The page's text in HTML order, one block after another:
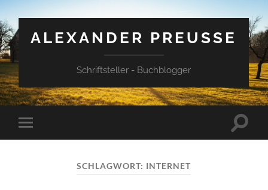
ALEXANDER PREUSSE
Schriftsteller - Buchblogger
Mobile-
Menü
SCHLAGWORT: INTERNET